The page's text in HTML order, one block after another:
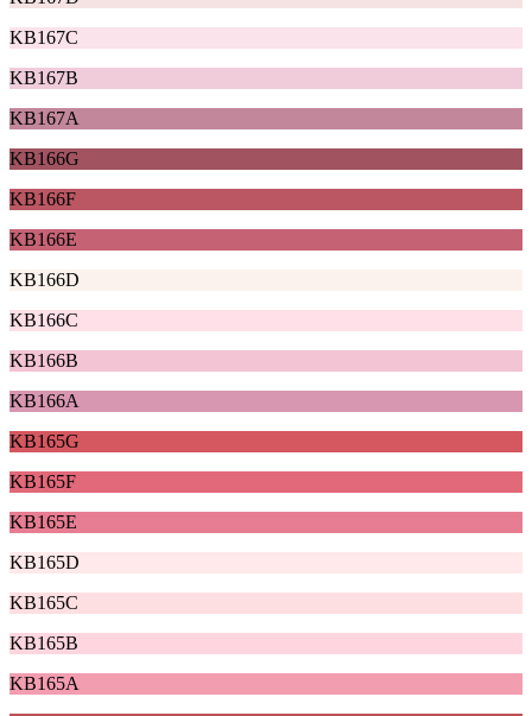
KB167C
KB167B
KB167A
KB166G
KB166F
KB166E
KB166D
KB166C
KB166B
KB166A
KB165G
KB165F
KB165E
KB165D
KB165C
KB165B
KB165A